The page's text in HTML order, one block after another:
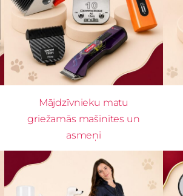
Mājdzīvnieku matu
griežamās mašīnītes un
asmeņi